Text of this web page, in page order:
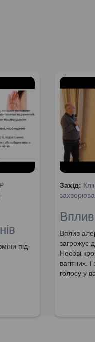
під
Захід:
Вплив
Вплив
загрожує
Носові
вагітних.
голосу у